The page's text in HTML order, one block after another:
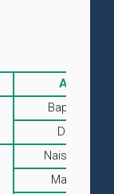
Actes
Baptêmes
Décès
Naissances
Mariages